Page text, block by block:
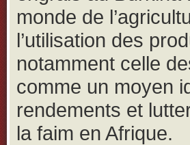
monde de
l’utilisation des
notamment celle
comme un moyen
rendements et
la faim en Afrique.